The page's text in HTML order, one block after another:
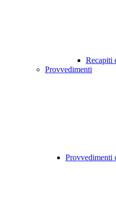
Recapiti
Provvedimenti
Provvedimenti